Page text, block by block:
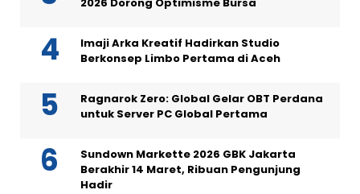
Imaji Arka Kreatif Hadirkan Studio
Berkonsep Limbo Pertama di Aceh
Ragnarok Zero: Global Gelar OBT Perdana
untuk Server PC Global Pertama
Sundown Markette 2026 GBK Jakarta
Berakhir 14 Maret, Ribuan Pengunjung
Hadir